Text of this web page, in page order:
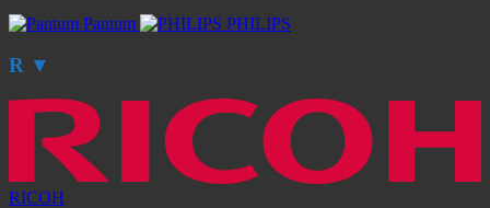
Pantum PHILIPS
R ▼
RICOH